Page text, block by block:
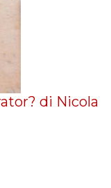
di Nicola